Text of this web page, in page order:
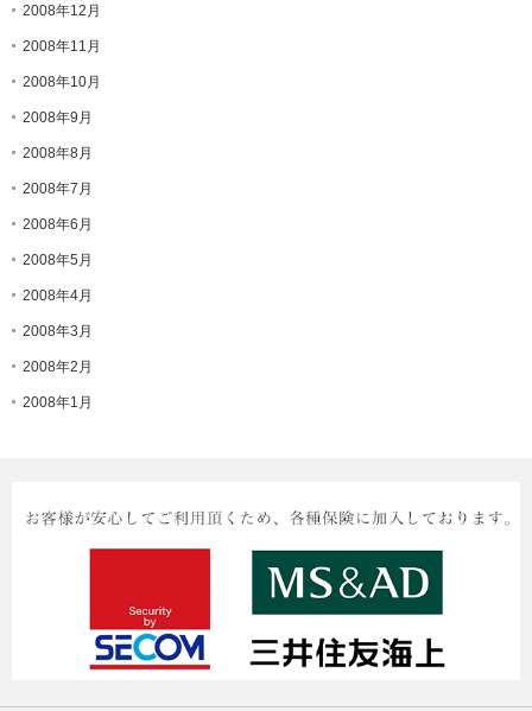
2008年12月
2008年11月
2008年10月
2008年9月
2008年8月
2008年7月
2008年6月
2008年5月
2008年4月
2008年3月
2008年2月
2008年1月